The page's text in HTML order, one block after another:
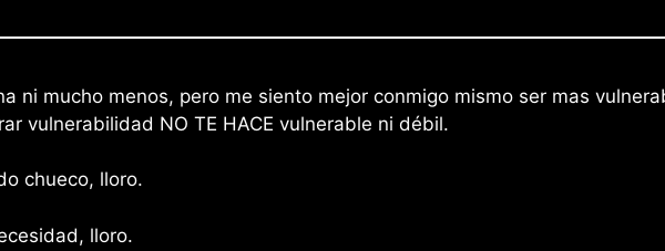
ni mucho menos, pero me siento mejor conmigo mismo ser mas
vulnerabilidad NO TE HACE vulnerable ni débil.
chueco, lloro.
lloro.